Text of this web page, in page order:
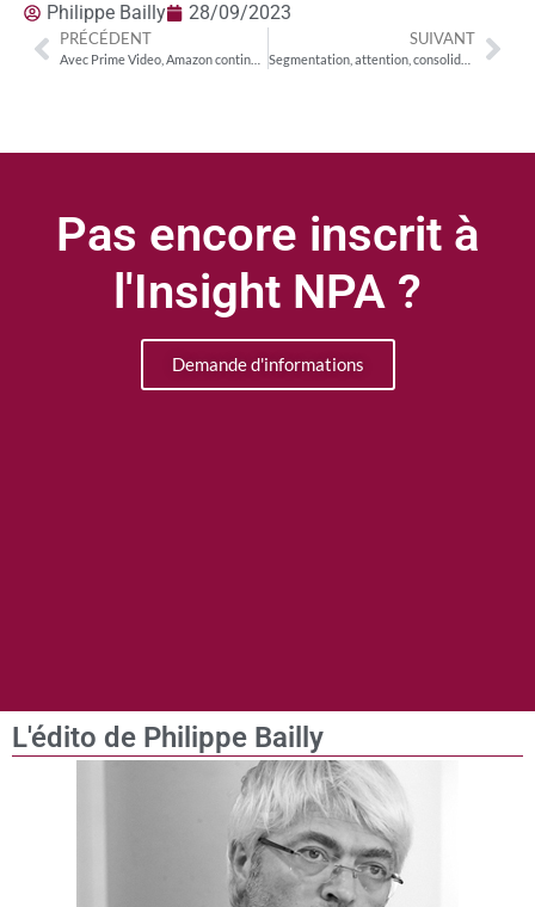
Philippe Bailly 28/09/2023
PRÉCÉDENT SUIVANT
Pas encore inscrit à
l'Insight NPA ?
Demande d'informations
L'édito de Philippe Bailly